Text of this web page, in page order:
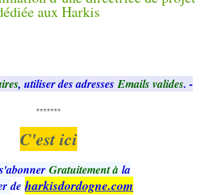
, utiliser des adresses Emails valides. -
*******
C'est ici
Gratuitement à la
de harkisdordogne.com